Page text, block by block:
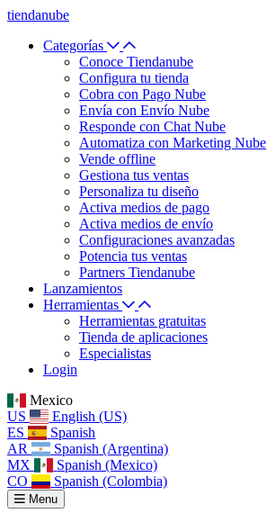
tiendanube
Categorías
Conoce Tiendanube
Configura tu tienda
Cobra con Pago Nube
Envía con Envío Nube
Responde con Chat Nube
Automatiza con Marketing Nube
Vende offline
Gestiona tus ventas
Personaliza tu diseño
Activa medios de pago
Activa medios de envío
Configuraciones avanzadas
Potencia tus ventas
Partners Tiendanube
Lanzamientos
Herramientas
Herramientas gratuitas
Tienda de aplicaciones
Especialistas
Login
Mexico
US
English (US)
ES
Spanish
AR
Spanish (Argentina)
MX
Spanish (Mexico)
CO
Spanish (Colombia)
Menu